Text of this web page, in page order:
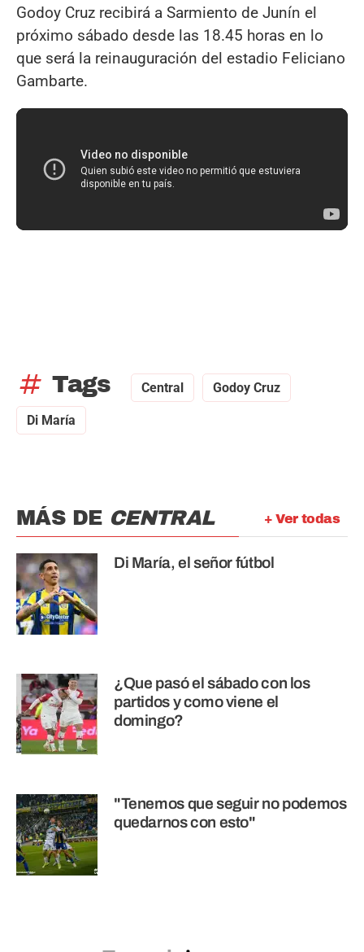
Godoy Cruz recibirá a Sarmiento de Junín el
próximo sábado desde las 18.45 horas en lo
que será la reinauguración del estadio Feliciano
Gambarte.
tag Tags Central Godoy Cruz
Di María
+ Ver todas
MÁS DE CENTRAL
Di María, el señor fútbol
¿Que pasó el sábado con los
partidos y como viene el
domingo?
"Tenemos que seguir no podemos
quedarnos con esto"